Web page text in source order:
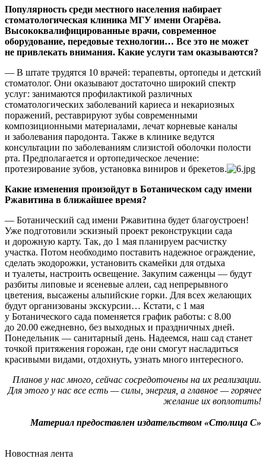
Популярность среди местного населения набирает
стоматологическая клиника МГУ имени Огарёва.
Высококвалифицированные врачи, современное
оборудование, передовые технологии… Все это не может
не привлекать внимания. Какие услуги там оказываются?
— В штате трудятся 10 врачей: терапевты, ортопеды и детский
стоматолог. Они оказывают достаточно широкий спектр
услуг: занимаются профилактикой различных
стоматологических заболеваний кариеса и некариозных
поражений, реставрируют зубы современными
композиционными материалами, лечат корневые каналы
и заболевания пародонта. Также в клинике ведутся
консультации по заболеваниям слизистой оболочки полости
рта. Предполагается и ортопедическое лечение:
протезирование зубов, установка виниров и брекетов.
Какие изменения произойдут в Ботаническом саду имени
Ржавитина в ближайшее время?
— Ботанический сад имени Ржавитина будет благоустроен!
Уже подготовили эскизный проект реконструкции сада
и дорожную карту. Так, до 1 мая планируем расчистку
участка. Потом необходимо поставить надежное ограждение,
сделать экодорожки, установить скамейки для отдыха
и туалеты, настроить освещение. Закупим саженцы — будут
разбиты липовые и ясеневые аллеи, сад непрерывного
цветения, высажены альпийские горки. Для всех желающих
будут организованы экскурсии… Кстати, с 1 мая
у Ботанического сада поменяется график работы: с 8.00
до 20.00 ежедневно, без выходных и праздничных дней.
Понедельник — санитарный день. Надеемся, наш сад станет
точкой притяжения горожан, где они смогут насладиться
красивыми видами, отдохнуть, узнать много интересного.
Планов у нас много, сейчас сосредоточены на их реализации.
Для этого у нас все есть — силы, энергия, а главное — горячее
желание их воплотить!
Материал предоставлен издательством «Столица С»
Новостная лента